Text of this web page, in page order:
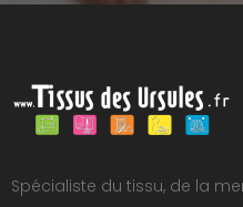
Spécialiste du tissu, de la